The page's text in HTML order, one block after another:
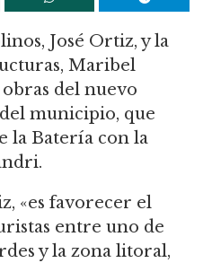
José Ortiz, y la
Maribel
obras del nuevo
municipio, que
la Batería con la
«es favorecer el
entre uno de
y la zona litoral,